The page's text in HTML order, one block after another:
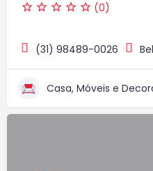
(0)
(31) 98489-0026
Casa, Móveis e